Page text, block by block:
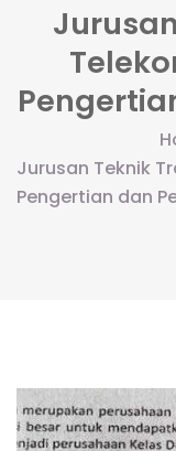
Jurusan Teknik
Pengertian dan